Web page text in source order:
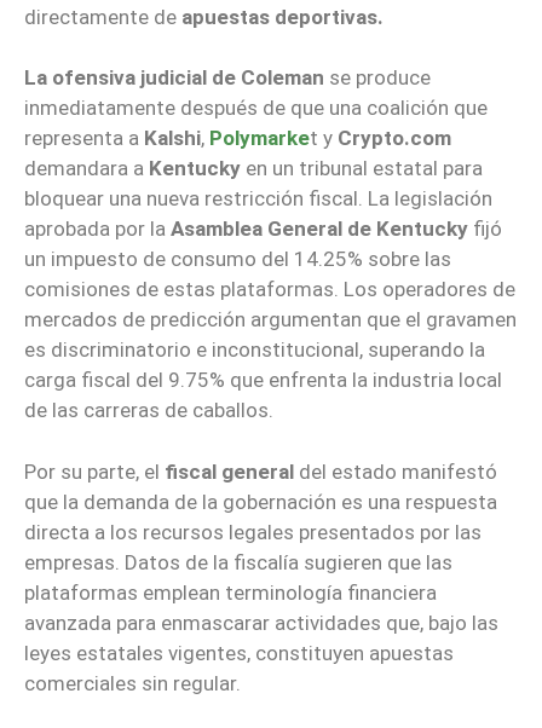
directamente de apuestas deportivas.
La ofensiva judicial de Coleman se produce
inmediatamente después de que una coalición que
representa a Kalshi, Polymarket y Crypto.com
demandara a Kentucky en un tribunal estatal para
bloquear una nueva restricción fiscal. La legislación
aprobada por la Asamblea General de Kentucky fijó
un impuesto de consumo del 14.25% sobre las
comisiones de estas plataformas. Los operadores de
mercados de predicción argumentan que el gravamen
es discriminatorio e inconstitucional, superando la
carga fiscal del 9.75% que enfrenta la industria local
de las carreras de caballos.
Por su parte, el fiscal general del estado manifestó
que la demanda de la gobernación es una respuesta
directa a los recursos legales presentados por las
empresas. Datos de la fiscalía sugieren que las
plataformas emplean terminología financiera
avanzada para enmascarar actividades que, bajo las
leyes estatales vigentes, constituyen apuestas
comerciales sin regular.